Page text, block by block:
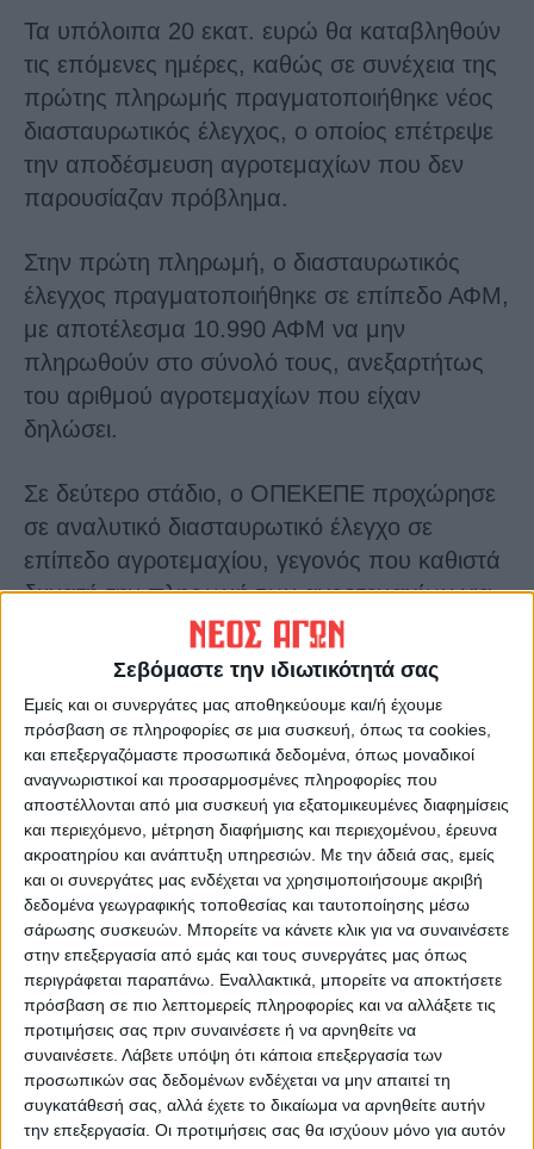
Σεβόμαστε την ιδιωτικότητά σας
Εμείς και οι συνεργάτες μας αποθηκεύουμε και/ή έχουμε
πρόσβαση σε πληροφορίες σε μια συσκευή, όπως τα cookies,
και επεξεργαζόμαστε προσωπικά δεδομένα, όπως μοναδικοί
αναγνωριστικοί και προσαρμοσμένες πληροφορίες που
αποστέλλονται από μια συσκευή για εξατομικευμένες διαφημίσεις
και περιεχόμενο, μέτρηση διαφήμισης και περιεχομένου, έρευνα
ακροατηρίου και ανάπτυξη υπηρεσιών. Με την άδειά σας, εμείς
και οι συνεργάτες μας ενδέχεται να χρησιμοποιήσουμε ακριβή
δεδομένα γεωγραφικής τοποθεσίας και ταυτοποίησης μέσω
σάρωσης συσκευών. Μπορείτε να κάνετε κλικ για να συναινέσετε
στην επεξεργασία από εμάς και τους συνεργάτες μας όπως
περιγράφεται παραπάνω. Εναλλακτικά, μπορείτε να αποκτήσετε
πρόσβαση σε πιο λεπτομερείς πληροφορίες και να αλλάξετε τις
προτιμήσεις σας πριν συναινέσετε ή να αρνηθείτε να
συναινέσετε. Λάβετε υπόψη ότι κάποια επεξεργασία των
προσωπικών σας δεδομένων ενδέχεται να μην απαιτεί τη
συγκατάθεσή σας, αλλά έχετε το δικαίωμα να αρνηθείτε αυτήν
την επεξεργασία. Οι προτιμήσεις σας θα ισχύουν μόνο για αυτόν
Τα υπόλοιπα 20 εκατ. ευρώ θα καταβληθούν
τις επόμενες ημέρες, καθώς σε συνέχεια της
πρώτης πληρωμής πραγματοποιήθηκε νέος
διασταυρωτικός έλεγχος, ο οποίος επέτρεψε
την αποδέσμευση αγροτεμαχίων που δεν
παρουσίαζαν πρόβλημα.
Στην πρώτη πληρωμή, ο διασταυρωτικός
έλεγχος πραγματοποιήθηκε σε επίπεδο ΑΦΜ,
με αποτέλεσμα 10.990 ΑΦΜ να μην
πληρωθούν στο σύνολό τους, ανεξαρτήτως
του αριθμού αγροτεμαχίων που είχαν
δηλώσει.
Σε δεύτερο στάδιο, ο ΟΠΕΚΕΠΕ προχώρησε
σε αναλυτικό διασταυρωτικό έλεγχο σε
επίπεδο αγροτεμαχίου, γεγονός που καθιστά
δυνατή την πληρωμή των αγροτεμαχίων για
τα οποία δεν διαπιστώθηκε κανένα ζήτημα,
ακόμη και σε περιπτώσεις όπου ο ίδιος
παραγωγός δεν είχε πληρωθεί καθόλου στην
πρώτη πληρωμή.
Συγκεκριμένα, για την ενίσχυση των γεωργών
μέσω του Μέτρου 23 δηλώθηκαν σε
ολόκληρη τη χώρα 677.318 αγροτεμάχια.
Μετά τον νέο διασταυρωτικό έλεγχο σε
επίπεδο αγροτεμαχίου, προέκυψε ότι το
πρόβλημα περιορίζεται σε 11.219
αγροτεμάχια, δηλαδή σε μόλις 1,66% του
συνόλου.
Κατά συνέπεια, το 98,34% των